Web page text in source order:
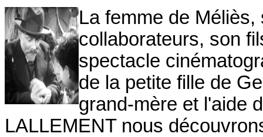
La femme de Méliès,
collaborateurs, son
spectacle
de la petite fille de
grand-mère et l'aide
LALLEMENT nous